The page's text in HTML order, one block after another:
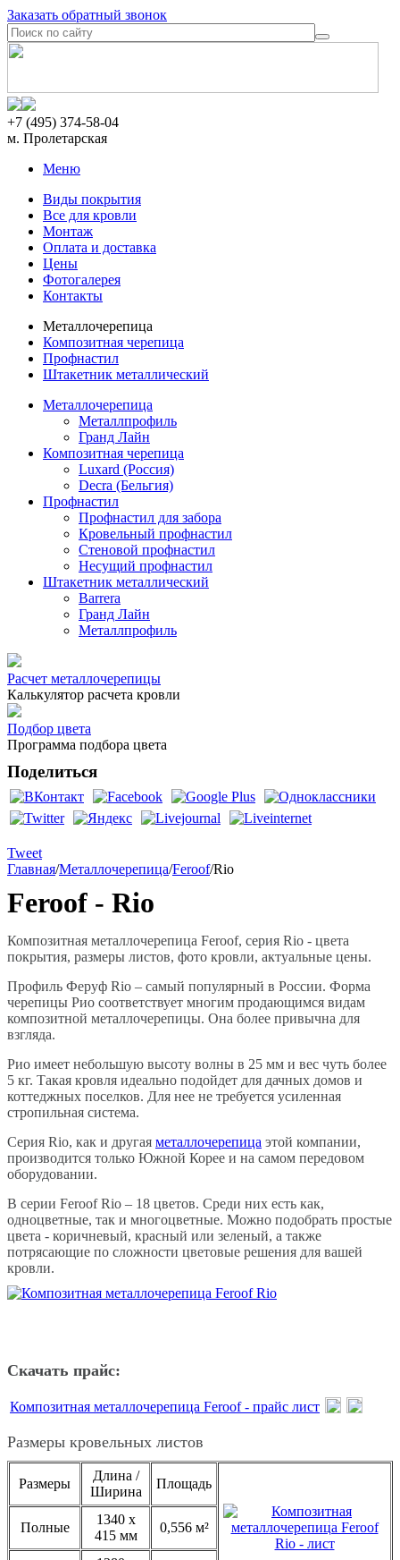
Заказать обратный звонок
+7 (495) 374-58-04
м. Пролетарская
Меню
Виды покрытия
Все для кровли
Монтаж
Оплата и доставка
Цены
Фотогалерея
Контакты
Металлочерепица
Композитная черепица
Профнастил
Штакетник металлический
Металлочерепица
Металлпрофиль
Гранд Лайн
Композитная черепица
Luxard (Россия)
Decra (Бельгия)
Профнастил
Профнастил для забора
Кровельный профнастил
Стеновой профнастил
Несущий профнастил
Штакетник металлический
Barrera
Гранд Лайн
Металлпрофиль
Расчет металлочерепицы
Калькулятор расчета кровли
Подбор цвета
Программа подбора цвета
Поделиться
Tweet
Главная/Металлочерепица/Feroof/Rio
Feroof - Rio
Композитная металлочерепица Feroof, серия Rio - цвета
покрытия, размеры листов, фото кровли, актуальные цены.
Профиль Феруф Rio – самый популярный в России. Форма
черепицы Рио соответствует многим продающимся видам
композитной металлочерепицы. Она более привычна для
взгляда.
Рио имеет небольшую высоту волны в 25 мм и вес чуть более
5 кг. Такая кровля идеально подойдет для дачных домов и
коттеджных поселков. Для нее не требуется усиленная
стропильная система.
Серия Rio, как и другая металлочерепица этой компании,
производится только Южной Корее и на самом передовом
оборудовании.
В серии Feroof Rio – 18 цветов. Среди них есть как,
одноцветные, так и многоцветные. Можно подобрать простые
цвета - коричневый, красный или зеленый, а также
потрясающие по сложности цветовые решения для вашей
кровли.
Скачать прайс:
Композитная металлочерепица Feroof - прайс лист
Размеры кровельных листов
Размеры
Длина /
Ширина
Площадь
Полные
1340 х
415 мм
0,556 м²